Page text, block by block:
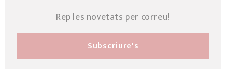
Rep les novetats per correu!